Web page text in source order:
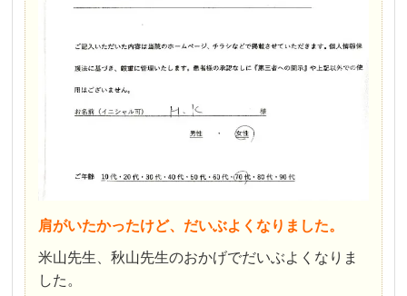
肩がいたかったけど、だいぶよくなりました。
米山先生、秋山先生のおかげでだいぶよくなりま
した。